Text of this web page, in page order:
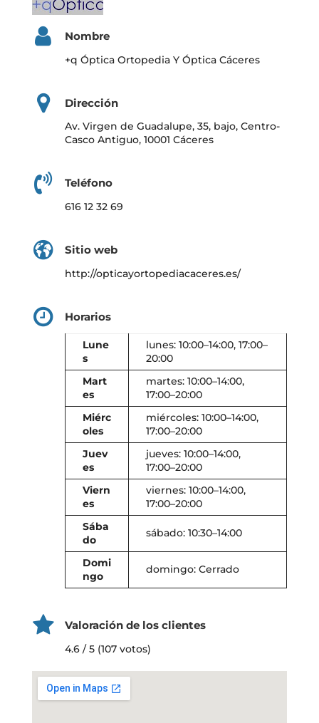
Nombre
+q Óptica Ortopedia Y Óptica Cáceres
Dirección
Av. Virgen de Guadalupe, 35, bajo, Centro-
Casco Antiguo, 10001 Cáceres
Teléfono
616 12 32 69
Sitio web
http://opticayortopediacaceres.es/
Horarios
Lune
s
lunes: 10:00–14:00, 17:00–
20:00
Mart
es
martes: 10:00–14:00,
17:00–20:00
Miérc
oles
miércoles: 10:00–14:00,
17:00–20:00
Juev
es
jueves: 10:00–14:00,
17:00–20:00
Viern
es
viernes: 10:00–14:00,
17:00–20:00
Sába
do
sábado: 10:30–14:00
Domi
ngo
domingo: Cerrado
Valoración de los clientes
4.6 / 5 (107 votos)